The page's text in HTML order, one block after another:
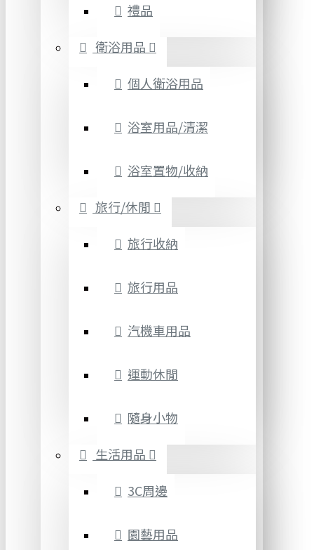
禮品
衛浴用品
個人衛浴用品
浴室用品/清潔
浴室置物/收納
旅行/休閒
旅行收納
旅行用品
汽機車用品
運動休閒
隨身小物
生活用品
3C周邊
園藝用品